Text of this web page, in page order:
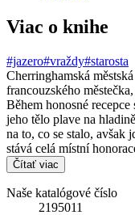
Viac o knihe
#jazero#vraždy#starosta
Cherringhamská
francouzského
Během honosné
jeho tělo plave na
na to, co se stalo, avšak
stává celá místní
Čítať viac
Naše katalógové číslo
2195011